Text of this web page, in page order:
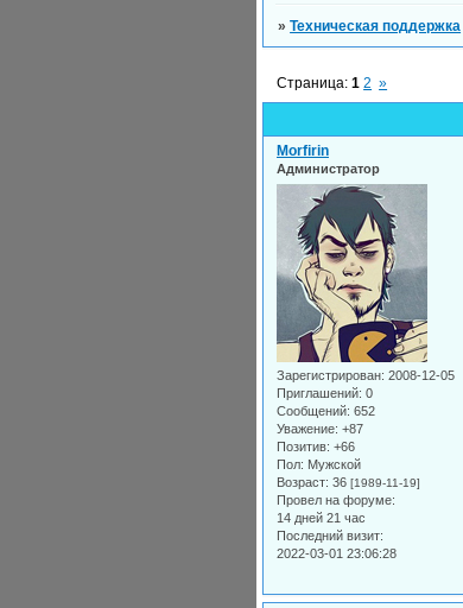
»Техническая поддержка
Страница:1 2 »
Morfirin
Администратор
Зарегистрирован: 2008-12-05
Приглашений: 0
Сообщений: 652
Уважение: +87
Позитив: +66
Пол: Мужской
Возраст: 36 [1989-11-19]
Провел на форуме:
14 дней 21 час
Последний визит:
2022-03-01 23:06:28